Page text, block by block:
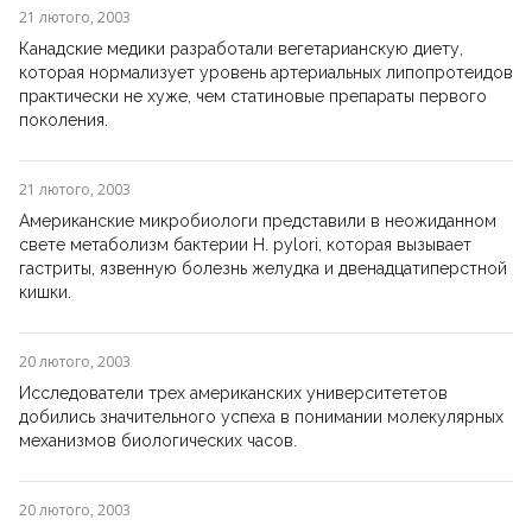
21 лютого, 2003
Канадские медики разработали вегетарианскую диету,
которая нормализует уровень артериальных липопротеидов
практически не хуже, чем статиновые препараты первого
поколения.
21 лютого, 2003
Американские микробиологи представили в неожиданном
свете метаболизм бактерии H. pylori, которая вызывает
гастриты, язвенную болезнь желудка и двенадцатиперстной
кишки.
20 лютого, 2003
Исследователи трех американских университететов
добились значительного успеха в понимании молекулярных
механизмов биологических часов.
20 лютого, 2003